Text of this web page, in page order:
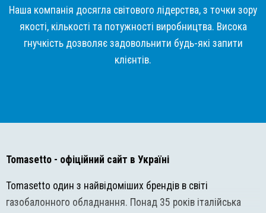
Наша компанія досягла світового лідерства, з точки зору
якості, кількості та потужності виробництва. Висока
гнучкість дозволяє задовольнити будь-які запити
клієнтів.
Tomasetto - офіційний сайт в Україні
Tomasetto один з найвідоміших брендів в світі
газобалонного обладнання. Понад 35 років італійська